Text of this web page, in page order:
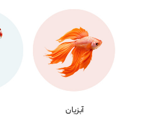
آبزیان